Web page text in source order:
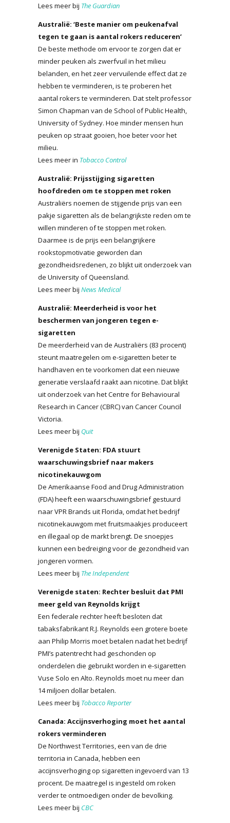
Lees meer bij The Guardian
Australië: ‘Beste manier om peukenafval
tegen te gaan is aantal rokers reduceren’
De beste methode om ervoor te zorgen dat er
minder peuken als zwerfvuil in het milieu
belanden, en het zeer vervuilende effect dat ze
hebben te verminderen, is te proberen het
aantal rokers te verminderen. Dat stelt professor
Simon Chapman van de School of Public Health,
University of Sydney. Hoe minder mensen hun
peuken op straat gooien, hoe beter voor het
milieu.
Lees meer in Tobacco Control
Australië: Prijsstijging sigaretten
hoofdreden om te stoppen met roken
Australiërs noemen de stijgende prijs van een
pakje sigaretten als de belangrijkste reden om te
willen minderen of te stoppen met roken.
Daarmee is de prijs een belangrijkere
rookstopmotivatie geworden dan
gezondheidsredenen, zo blijkt uit onderzoek van
de University of Queensland.
Lees meer bij News Medical
Australië: Meerderheid is voor het
beschermen van jongeren tegen e-
sigaretten
De meerderheid van de Australiërs (83 procent)
steunt maatregelen om e-sigaretten beter te
handhaven en te voorkomen dat een nieuwe
generatie verslaafd raakt aan nicotine. Dat blijkt
uit onderzoek van het Centre for Behavioural
Research in Cancer (CBRC) van Cancer Council
Victoria.
Lees meer bij Quit
Verenigde Staten: FDA stuurt
waarschuwingsbrief naar makers
nicotinekauwgom
De Amerikaanse Food and Drug Administration
(FDA) heeft een waarschuwingsbrief gestuurd
naar VPR Brands uit Florida, omdat het bedrijf
nicotinekauwgom met fruitsmaakjes produceert
en illegaal op de markt brengt. De snoepjes
kunnen een bedreiging voor de gezondheid van
jongeren vormen.
Lees meer bij The Independent
Verenigde staten: Rechter besluit dat PMI
meer geld van Reynolds krijgt
Een federale rechter heeft besloten dat
tabaksfabrikant R.J. Reynolds een grotere boete
aan Philip Morris moet betalen nadat het bedrijf
PMI’s patentrecht had geschonden op
onderdelen die gebruikt worden in e-sigaretten
Vuse Solo en Alto. Reynolds moet nu meer dan
14 miljoen dollar betalen.
Lees meer bij Tobacco Reporter
Canada: Accijnsverhoging moet het aantal
rokers verminderen
De Northwest Territories, een van de drie
territoria in Canada, hebben een
accijnsverhoging op sigaretten ingevoerd van 13
procent. De maatregel is ingesteld om roken
verder te ontmoedigen onder de bevolking.
Lees meer bij CBC